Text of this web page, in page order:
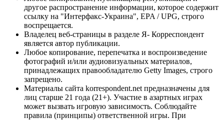
другое распространение информации, которое содержит
ссылку на "Интерфакс-Украина", EPA / UPG, строго
воспрещается.
Владелец веб-страницы в разделе Я- Корреспондент
является автор публикации.
Любое копирование, перепечатка и воспроизведение
фотографий и/или аудиовизуальных материалов,
принадлежащих правообладателю Getty Images, строго
запрещено.
Материалы сайта korrespondent.net предназначены для
лиц старше 21 года (21+). Участие в азартных играх
может вызвать игровую зависимость. Соблюдайте
правила (принципы) ответственной игры. При